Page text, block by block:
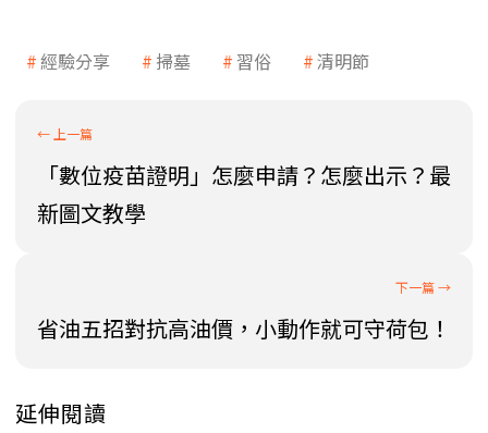
經驗分享 掃墓 習俗 清明節
「數位疫苗證明」怎麼申請？怎麼出示？最
新圖文教學
省油五招對抗高油價，小動作就可守荷包！
延伸閱讀